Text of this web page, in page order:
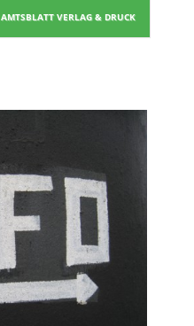
AMTSBLATT VERLAG & DRUCK